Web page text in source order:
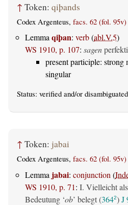
↑ Token: qiþands
Codex Argenteus, facs. 62 (fol. 95v)
Lemmaqiþan: verb(abl.V.5)
WS 1910, p. 107: sagen
present participle: strong
singular
Status: verified and/or
↑ Token: jabai
Codex Argenteus, facs. 62 (fol. 95v)
Lemma jabai: conjunction (
WS 1910, p. 71: I. Vielleicht als
Bedeutung ‘ob’ belegt (3642)J